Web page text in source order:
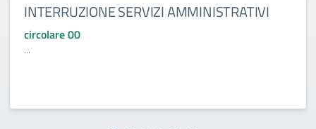
INTERRUZIONE SERVIZI AMMINISTRATIVI
circolare 00
...